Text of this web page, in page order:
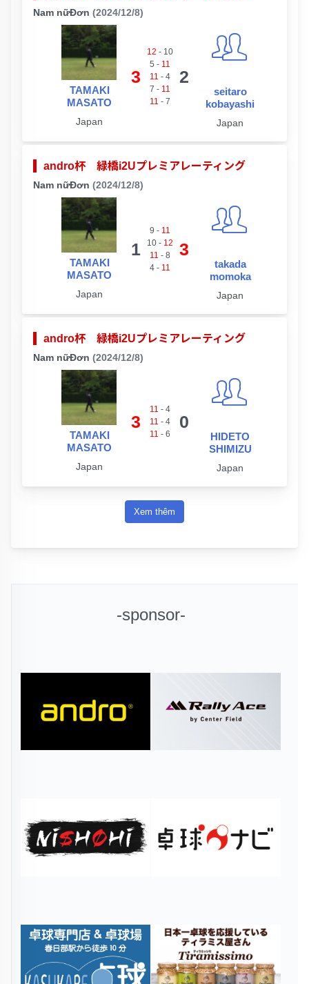
Nam nữĐơn (2024/12/8)
TAMAKI
MASATO
Japan
3
12 - 10
5 - 11
11 - 4
7 - 11
11 - 7
2
seitaro
kobayashi
Japan
andro杯 緑橋i2Uプレミアレーティング
Nam nữĐơn (2024/12/8)
TAMAKI
MASATO
Japan
1
9 - 11
10- 12
11 - 8
4- 11
3
takada
momoka
Japan
andro杯 緑橋i2Uプレミアレーティング
Nam nữĐơn (2024/12/8)
TAMAKI
MASATO
Japan
3
11 - 4
11 - 4
11 - 6
0
HIDETO
SHIMIZU
Japan
Xem thêm
-sponsor-